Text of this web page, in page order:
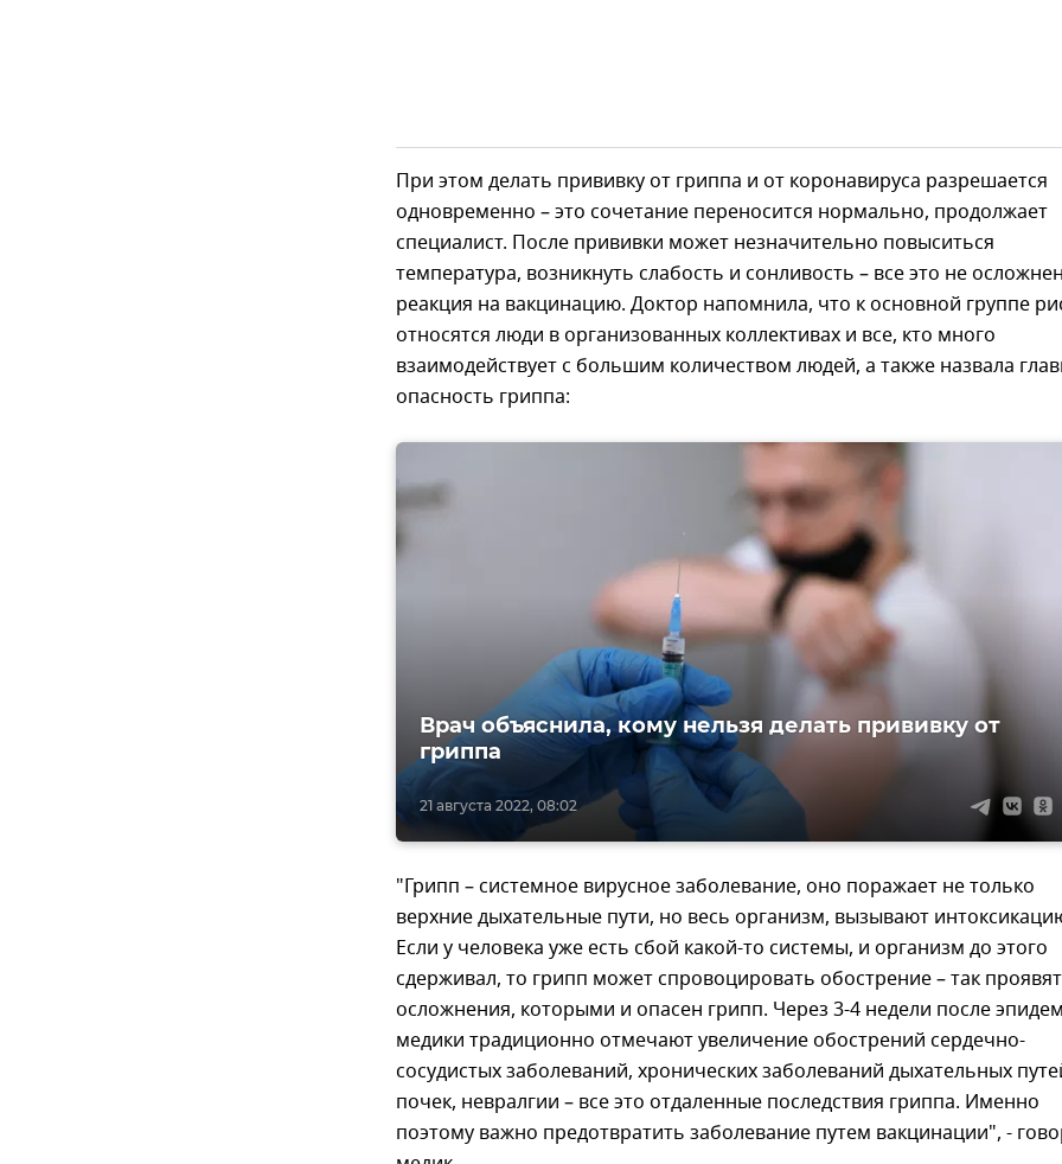
При этом делать прививку от гриппа и от коронавируса разрешается
одновременно – это сочетание переносится нормально, продолжает
специалист. После прививки может незначительно повыситься
температура, возникнуть слабость и сонливость – все это не
реакция на вакцинацию. Доктор напомнила, что к основной группе
относятся люди в организованных коллективах и все, кто много
взаимодействует с большим количеством людей, а также назвала
опасность гриппа:
21 августа 2022, 08:02
Врач объяснила, кому нельзя делать прививку от
гриппа
"Грипп – системное вирусное заболевание, оно поражает не только
верхние дыхательные пути, но весь организм, вызывают
Если у человека уже есть сбой какой-то системы, и организм до этого
сдерживал, то грипп может спровоцировать обострение – так
осложнения, которыми и опасен грипп. Через 3-4 недели после
медики традиционно отмечают увеличение обострений сердечно-
сосудистых заболеваний, хронических заболеваний дыхательных
почек, невралгии – все это отдаленные последствия гриппа. Именно
поэтому важно предотвратить заболевание путем вакцинации", -